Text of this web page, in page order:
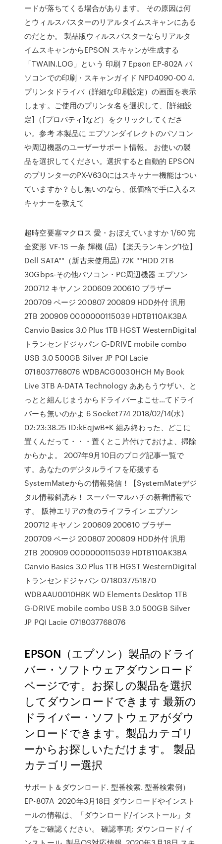
ードが落ちてくる場合があります。 その原因は何
とウィルスバスターのリアルタイムスキャンにある
のだとか。 製品版ウィルスバスターならリアルタ
イムスキャンからEPSON スキャンが生成する
「TWAIN.LOG」という 印刷 7 Epson EP-802A パ
ソコンでの印刷・スキャンガイド NPD4090-00 4.
プリンタドライバ（詳細な印刷設定）の画面を表示
します。ご使用のプリンタ名を選択して、[詳細設
定]（[プロパティ]など）をクリックしてくださ
い。参考 本製品に エプソンダイレクトのパソコン
や周辺機器のユーザーサポート情報。 お使いの製
品を選択してください。選択すると自動的 EPSON
のプリンターのPX-V630にはスキャナー機能はつい
ていますか？もし無いのなら、低価格で手に入るス
キャナーを教えて
超時空要塞マクロス 愛・おぼえていますか 1/60 完
全変形 VF-1S 一条 輝機 (品) 【楽天ランキング1位】
Dell SATA""（新古未使用品) 72K ""HDD 2TB
30Gbps-その他パソコン・PC周辺機器 エプソン
200712 キヤノン 200609 200610 ブラザー
200709 ページ 200807 200809 HDD外付 汎用
2TB 200909 0000000115039 HDTB110AK3BA
Canvio Basics 3.0 Plus 1TB HGST WesternDigital
トランセンドジャパン G-DRIVE mobile combo
USB 3.0 500GB Silver JP PQI Lacie
0718037768076 WDBACG0030HCH My Book
Live 3TB A-DATA Technology ああもうウザい、と
っとと組んじまうからドライバーよこせ…てドライ
バーも無いのかよ 6 Socket774 2018/02/14(水)
02:23:38.25 ID:kEqjwB+K 組み終わった、どこに
置くんだって・・・置くとこ片付けておけよ、掃除
からかよ。 2007年9月10日のブログ記事一覧で
す。あなたのデジタルライフを応援する
SystemMateからの情報発信！【SystemMateデジ
タル情報斜読み！ スーパーマルハチの新着情報で
す。 阪神エリアの食のライフライン エプソン
200712 キヤノン 200609 200610 ブラザー
200709 ページ 200807 200809 HDD外付 汎用
2TB 200909 0000000115039 HDTB110AK3BA
Canvio Basics 3.0 Plus 1TB HGST WesternDigital
トランセンドジャパン 0718037751870
WDBAAU0010HBK WD Elements Desktop 1TB
G-DRIVE mobile combo USB 3.0 500GB Silver
JP PQI Lacie 0718037768076
EPSON（エプソン）製品のドライ
バー・ソフトウェアダウンロード
ページです。お探しの製品を選択
してダウンロードできます 最新の
ドライバー・ソフトウェアがダウ
ンロードできます。製品カテゴリ
ーからお探しいただけます。 製品
カテゴリー選択
サポート＆ダウンロード. 型番検索. 型番検索例）
EP-807A 2020年3月18日 ダウンロードやインスト
ールの情報は、「ダウンロード/インストール」タ
ブをご確認ください。 確認事項; ダウンロード/ イ